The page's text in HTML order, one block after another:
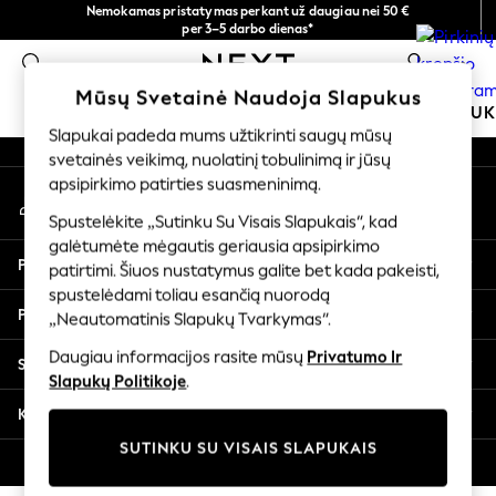
Nemokamas pristatymas perkant už daugiau nei 50 €
per 3–5 darbo dienas*
Dabar galite apsipirkti lietuvių kalba!
0
MOKYKLINĖ APRANGA MERGAITĖMS
SCHOOLWEAR
All Boys Schoolwear
Shoes
Trousers
Shorts
Shirts
Polo Shirts
Sweatshirts & Jumpers
Coats & Jackets
Underwear
Multipacks
All Boys Sport & Swimwear
An error occurred on client
Mūsų socialiniai tinklai
Mano paskyra
Prisijunkite prie savo paskyros
Pagalba
Privatumas ir teisinė informacija
Skyriai
Kitos paslaugos
Mūsų Svetainė Naudoja Slapukus
Slapukai padeda mums užtikrinti saugų mūsų
svetainės veikimą, nuolatinį tobulinimą ir jūsų
apsipirkimo patirties suasmeninimą.
Spustelėkite „Sutinku Su Visais Slapukais“, kad
galėtumėte mėgautis geriausia apsipirkimo
patirtimi. Šiuos nustatymus galite bet kada pakeisti,
spustelėdami toliau esančią nuorodą
„Neautomatinis Slapukų Tvarkymas“.
Daugiau informacijos rasite mūsų Privatumo Ir
Slapukų Politikoje.
SUTINKU SU VISAIS SLAPUKAIS